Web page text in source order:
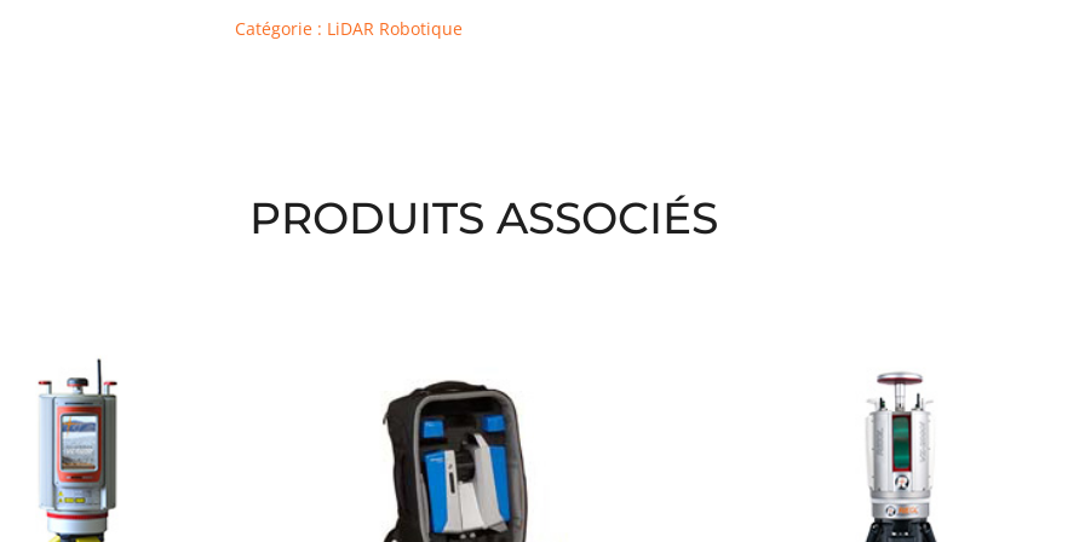
Catégorie : LiDAR Robotique
PRODUITS ASSOCIÉS